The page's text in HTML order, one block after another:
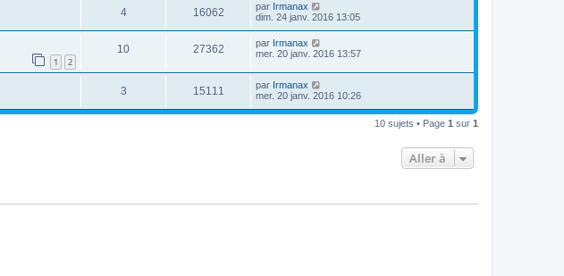
4 16062 par Irmanax
dim. 24 janv. 2016 13:05
1 2
10 27362 par Irmanax
mer. 20 janv. 2016 13:57
3 15111 par Irmanax
mer. 20 janv. 2016 10:26
10 sujets • Page 1 sur 1
Aller à